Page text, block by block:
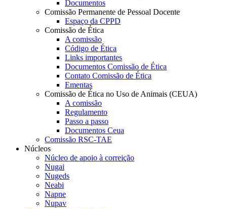
Documentos
Comissão Permanente de Pessoal Docente
Espaço da CPPD
Comissão de Ética
A comissão
Código de Ética
Links importantes
Documentos Comissão de Ética
Contato Comissão de Ética
Ementas
Comissão de Ética no Uso de Animais (CEUA)
A comissão
Regulamento
Passo a passo
Documentos Ceua
Comissão RSC-TAE
Núcleos
Núcleo de apoio à correição
Nugai
Nugeds
Neabi
Napne
Nupav